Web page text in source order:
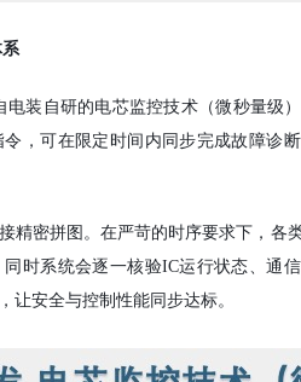
电装自研的电芯监控技术（微秒量级）
，可在限定时间内同步完成故障诊
精密拼图。在严苛的时序要求下，各
同时系统会逐一核验IC运行状态、通
让安全与控制性能同步达标。